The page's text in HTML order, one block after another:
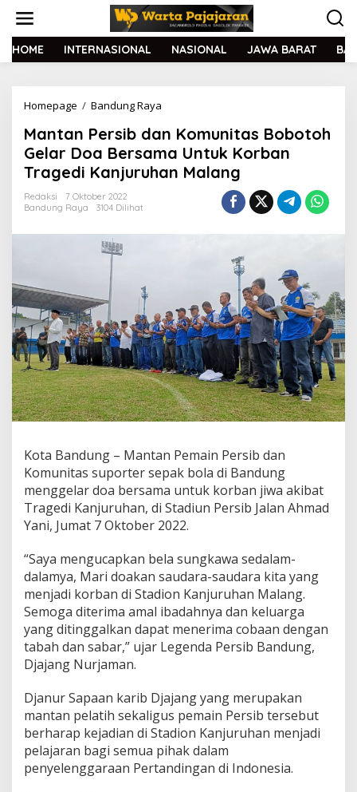
t
HOME INTERNASIONAL NASIONAL JAWA BARAT
Homepage / Bandung Raya
n
t
a
n
s
K
o
m
u
n
i
t
a
B
o
b
o
o
G
e
l
a
r
D
o
a
r
s
a
m
a
U
Mantan Persib dan Komunitas Bobotoh
Gelar Doa Bersama Untuk Korban
Tragedi Kanjuruhan Malang
Redaksi
7 Oktober 2022
Bandung Raya
3104 Dilihat
Kota Bandung – Mantan Pemain Persib dan
Komunitas suporter sepak bola di Bandung
menggelar doa bersama untuk korban jiwa akibat
Tragedi Kanjuruhan, di Stadiun Persib Jalan Ahmad
Yani, Jumat 7 Oktober 2022.
“Saya mengucapkan bela sungkawa sedalam-
dalamya, Mari doakan saudara-saudara kita yang
menjadi korban di Stadion Kanjuruhan Malang.
Semoga diterima amal ibadahnya dan keluarga
yang ditinggalkan dapat menerima cobaan dengan
tabah dan sabar,” ujar Legenda Persib Bandung,
Djajang Nurjaman.
Djanur Sapaan karib Djajang yang merupakan
mantan pelatih sekaligus pemain Persib tersebut
berharap kejadian di Stadion Kanjuruhan menjadi
pelajaran bagi semua pihak dalam
penyelenggaraan Pertandingan di Indonesia.